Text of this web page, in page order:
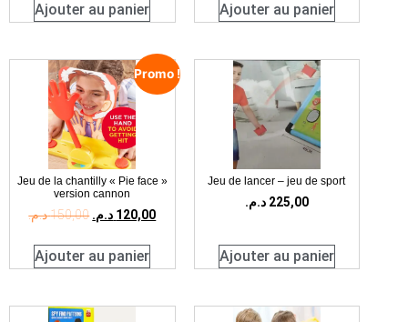
Ajouter au panier Ajouter au panier
Promo !
Jeu de la chantilly « Pie face »
version cannon
150,00د.م. 120,00 د.م.
Ajouter au panier
Jeu de lancer – jeu de sport
225,00 د.م.
Ajouter au panier